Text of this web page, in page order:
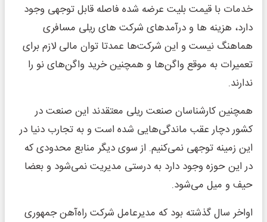
خدمات با قیمت بلیت عرضه شده فاصله قابل توجهی وجود
دارد، هزینه ها و درآمدهای شرکت های ریلی مسافری
هماهنگ نیست و این شرکت‌ها عمدتا توان مالی لازم برای
تعمیرات به موقع واگن‌ها و همچنین خرید واگن‌های نو را
ندارند.
همچنین کارشناسان صنعت ریلی معتقدند این صنعت در
کشور دچار عقب ماندگی‌هایی شده است و به تجارب دنیا در
این زمینه توجهی نمی‌کنیم. از سوی دیگر منابع محدودی که
در این حوزه وجود دارد به درستی مدیریت نمی‌شود و بعضا
حیف و میل می‌شود.
اواخر سال گذشته بود که مدیرعامل شرکت راه‌آهن جمهوری